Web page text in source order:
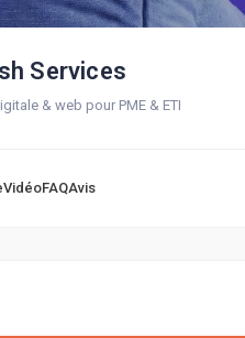
Services
& web pour PME & ETI
VidéoFAQAvis